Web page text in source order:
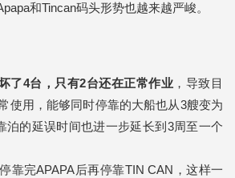
和Tincan码头形势也越来越严峻。
了4台，只有2台还在正常作业 ，导致目
使用，能够同时停靠的大船也从3艘变为
泊的延误时间也进一步延长到3周至一个
靠完APAPA后再停靠TIN CAN，这样一